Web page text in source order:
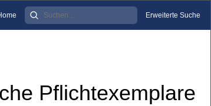
Erweiterte Suche
Pflichtexemplare